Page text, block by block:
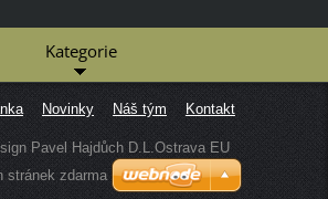
Kategorie
Novinky Náš tým Kontakt
Pavel Hajdůch D.L.Ostrava EU
stránek zdarma